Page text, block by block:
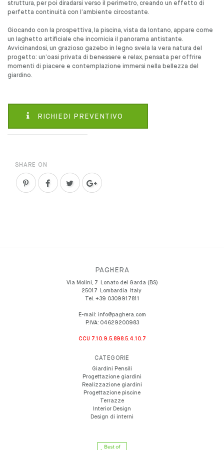
struttura, per poi diradarsi verso il perimetro, creando un effetto di
perfetta continuità con l’ambiente circostante.
Giocando con la prospettiva, la piscina, vista da lontano, appare come
un laghetto artificiale che incornicia il panorama antistante.
Avvicinandosi, un grazioso gazebo in legno svela la vera natura del
progetto: un’oasi privata di benessere e relax, pensata per offrire
momenti di piacere e contemplazione immersi nella bellezza del
giardino.
RICHIEDI PREVENTIVO
SHARE ON
PAGHERA
Via Molini, 7
Lonato del Garda (BS)
25017
Lombardia
Italy
Tel. +39 0309917811
E-mail: info@paghera.com
P.IVA: 04629200983
CCU 7.10.9.5.898.5.4.10.7
CATEGORIE
Giardini Pensili
Progettazione giardini
Realizzazione giardini
Progettazione piscine
Terrazze
Interior Design
Design di interni